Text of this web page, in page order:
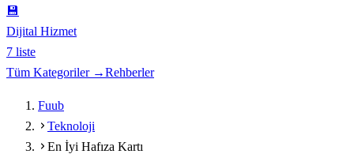
💾
Dijital Hizmet
7 liste
Tüm Kategoriler →Rehberler
Fuub
Teknoloji
En İyi Hafıza Kartı